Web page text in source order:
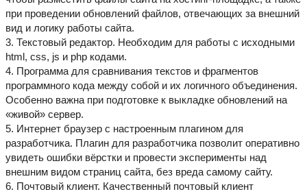
при проведении обновлений файлов, отвечающих за внешний
вид и логику работы сайта.
3. Текстовый редактор. Необходим для работы с исходными
html, css, js и php кодами.
4. Программа для сравнивания текстов и фрагментов
программного кода между собой и их логичного объединения.
Особенно важна при подготовке к выкладке обновлений на
«живой» сервер.
5. Интернет браузер с настроенным плагином для
разработчика. Плагин для разработчика позволит оперативно
увидеть ошибки вёрстки и провести эксперименты над
внешним видом страниц сайта, без вреда самому сайту.
6. Почтовый клиент. Качественный почтовый клиент